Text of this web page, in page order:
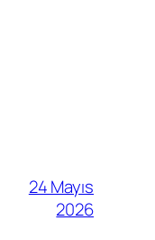
24 Mayıs
2026